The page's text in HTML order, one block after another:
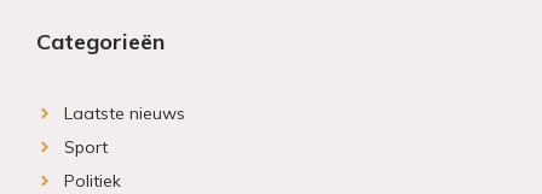
Categorieën
Laatste nieuws
Sport
Politiek